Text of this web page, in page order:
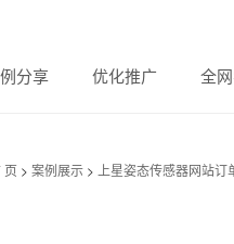
分享 优化推广 全
页 > 案例展示 > 上星姿态传感器网站